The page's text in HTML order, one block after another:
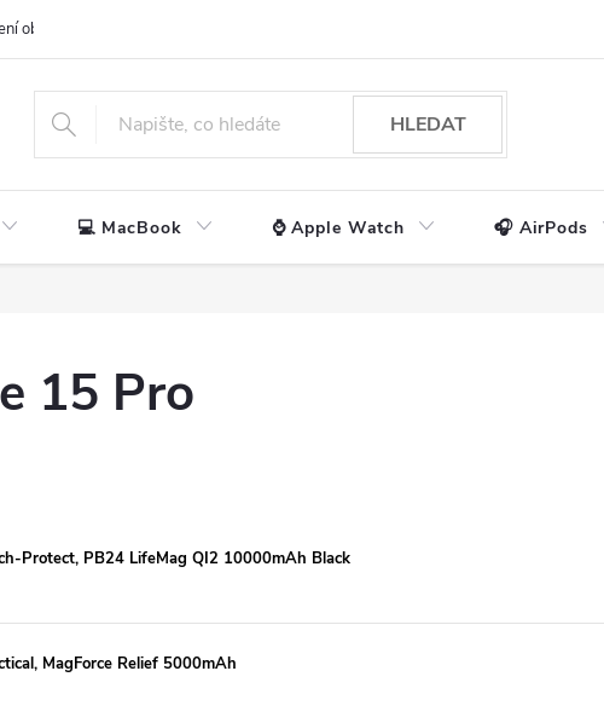
obchodu
HLEDAT
💻 MacBook ⌚ Apple Watch 🎧 AirPods
15 Pro
Protect, PB24 LifeMag QI2 10000mAh Black
MagForce Relief 5000mAh